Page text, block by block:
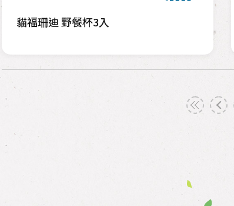
貓福珊迪 野餐杯3入